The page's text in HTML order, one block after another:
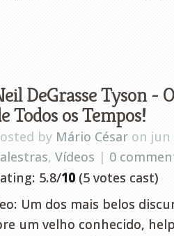
DeGrasse Tyson -
Todos os Tempos!
by Mário César on jun
, Vídeos | 0
5.8/10 (5 votes cast)
Um dos mais belos
um velho conhecido,